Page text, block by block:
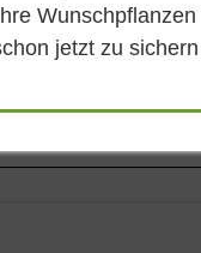
Kunden gestellte
Taxus
Wunschpflanzen
jetzt zu sichern